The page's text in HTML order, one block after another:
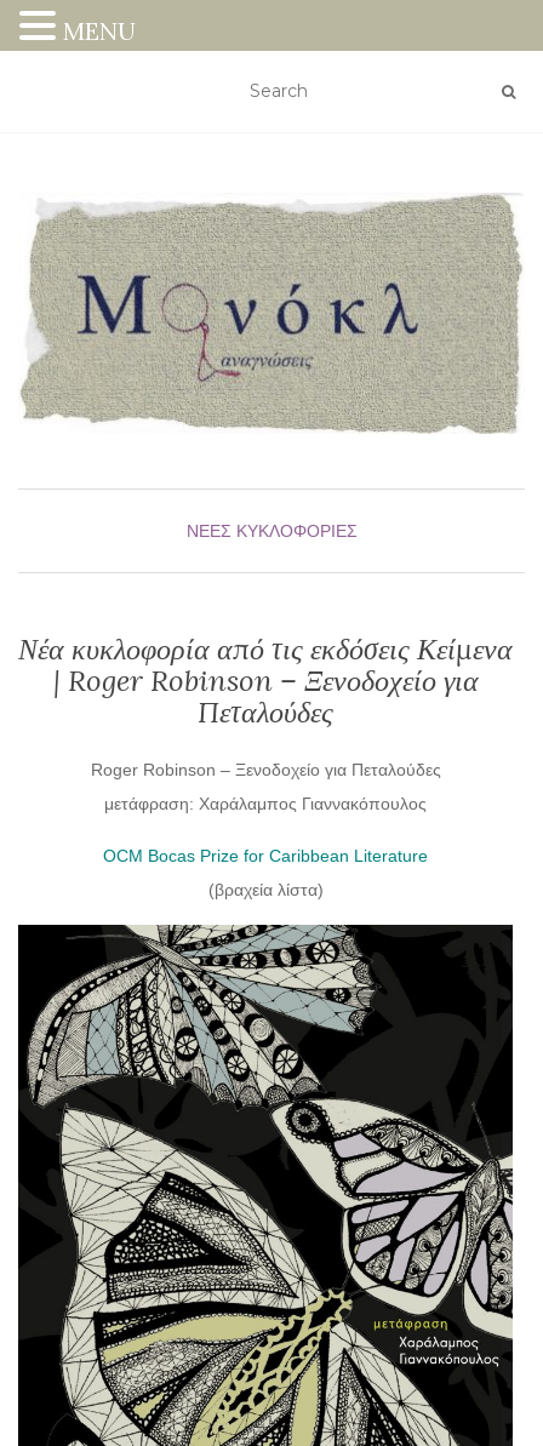
ΝΈΕΣ ΚΥΚΛΟΦΟΡΊΕΣ
Νέα κυκλοφορία από τις εκδόσεις Κείμενα
| Roger Robinson – Ξενοδοχείο για
Πεταλούδες
Roger Robinson – Ξενοδοχείο για Πεταλούδες
μετάφραση: Χαράλαμπος Γιαννακόπουλος
OCM Bocas Prize for Caribbean Literature
(βραχεία λίστα)
MENU